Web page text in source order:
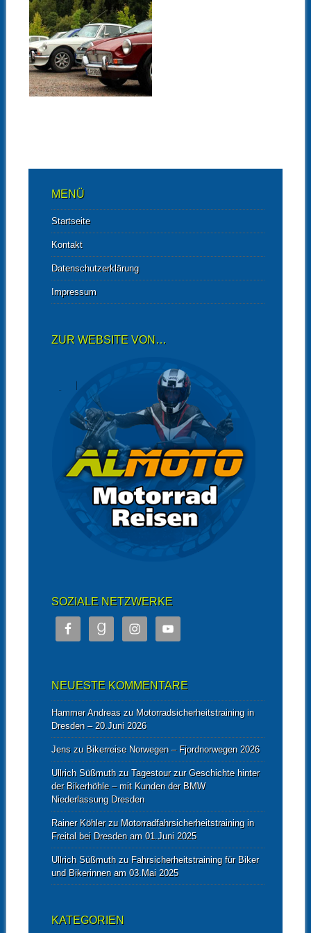
14.09.14
UNTERWEGS AUF
4 RÄDERN – DIE
VOGTLANDTOUR
MIT DEM MG-CLUB
DEUTSCHLAND
▶
MENÜ
Startseite
Kontakt
Datenschutzerklärung
Impressum
ZUR WEBSITE VON…
SOZIALE NETZWERKE
NEUESTE KOMMENTARE
Hammer Andreaszu Motorradsicherheitstraining in
Dresden – 20.Juni 2026
Jenszu Bikerreise Norwegen – Fjordnorwegen 2026
Ullrich Süßmuthzu Tagestour zur Geschichte hinter
der Bikerhöhle – mit Kunden der BMW
Niederlassung Dresden
Rainer Köhlerzu Motorradfahrsicherheitstraining in
Freital bei Dresden am 01.Juni 2025
Ullrich Süßmuthzu Fahrsicherheitstraining für Biker
und Bikerinnen am 03.Mai 2025
KATEGORIEN